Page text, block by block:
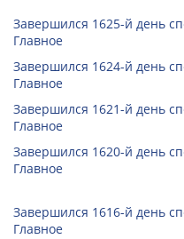
Завершился 1625-й день
Главное
Завершился 1624-й день
Главное
Завершился 1621-й день
Главное
Завершился 1620-й день
Главное
Завершился 1616-й день
Главное